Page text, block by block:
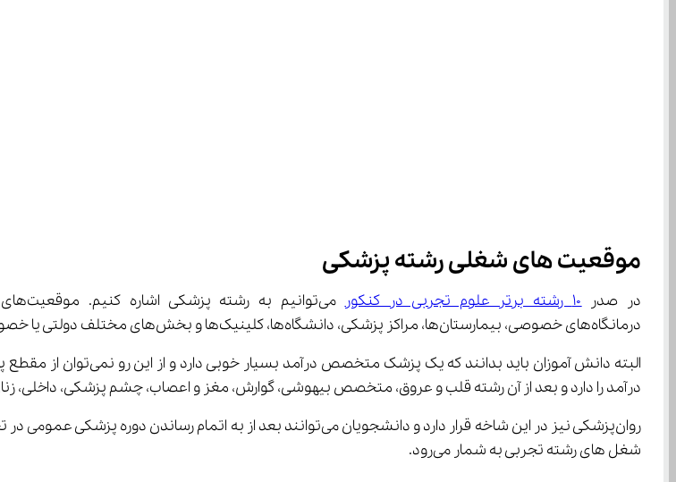
موقعیت های شغلی رشته پزشکی
در صدر ۱۰ رشته برتر علوم تجربی در کنکور
درمانگاه‌های خصوصی، بیمارستان‌ها، مراکز پزشکی، دانشگاه‌ها، کلینیک‌ها و بخش‌های مختلف دولتی یا خصوصی اشاره کرد.
درآمد را دارد و بعد از آن رشته قلب و عروق، متخصص بیهوشی، گوارش، مغز و اعصاب، چشم پزشکی، داخلی، زنان
روان‌پزشکی نیز در این شاخه قرار دارد و دانشجویان می‌توانند بعد از
شغل ‌های رشته تجربی به شمار می‌رود.